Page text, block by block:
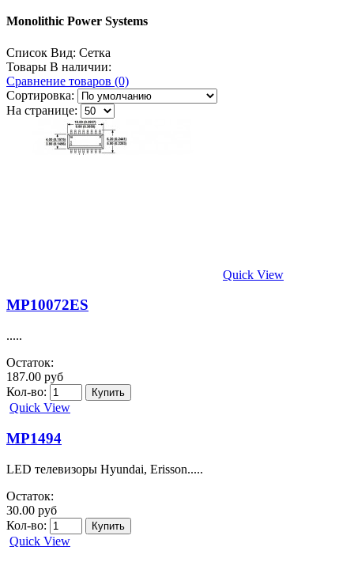
Monolithic Power Systems
Список Вид: Сетка
Товары В наличии:
Сравнение товаров (0)
Сортировка:
На странице:
Quick View
MP10072ES
.....
Остаток:
187.00 руб
Кол-во:
Quick View
MP1494
LED телевизоры Hyundai, Erisson.....
Остаток:
30.00 руб
Кол-во:
Quick View